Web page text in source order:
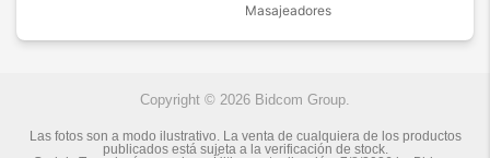
Masajeadores
Copyright © 2026 Bidcom Group.
Las fotos son a modo ilustrativo. La venta de cualquiera de los productos
publicados está sujeta a la verificación de stock.